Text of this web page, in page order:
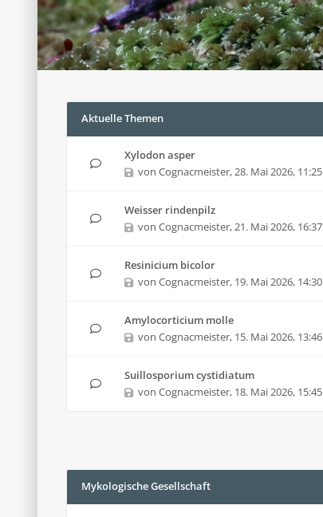
Aktuelle Themen
Xylodon asper
von Cognacmeister,28. Mai 2026, 11:25
Weisser rindenpilz
von Cognacmeister,21. Mai 2026, 16:37
Resinicium bicolor
von Cognacmeister, 19. Mai 2026, 14:30
Amylocorticium molle
von Cognacmeister, 15. Mai 2026, 13:46
Suillosporium cystidiatum
von Cognacmeister, 18. Mai 2026, 15:45
Mykologische Gesellschaft